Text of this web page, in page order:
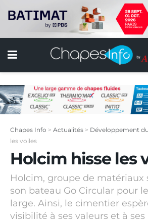
Chapes Info > Actualités > Développement
les voiles
Holcim hisse les
Holcim, groupe de matériaux
son bateau Go Circular pour
large. Ainsi, le cimentier
visibilité à ses valeurs et à ses